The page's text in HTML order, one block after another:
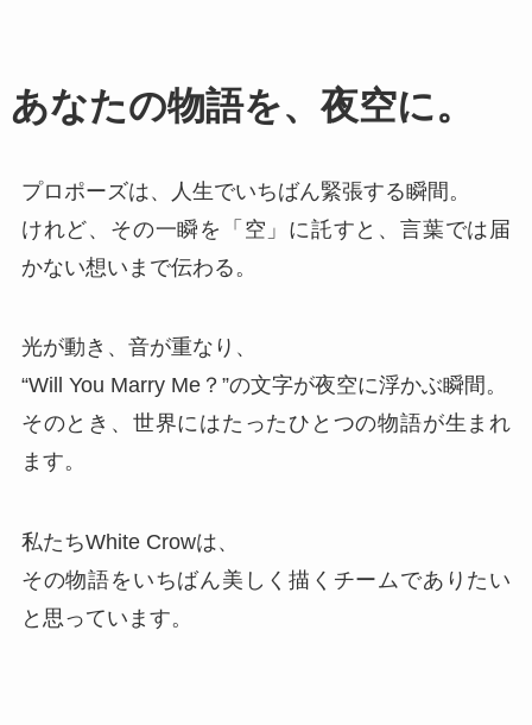
あなたの物語を、夜空に。
プロポーズは、人生でいちばん緊張する瞬間。
けれど、その一瞬を「空」に託すと、言葉では届
かない想いまで伝わる。
光が動き、音が重なり、
“Will You Marry Me？”の文字が夜空に浮かぶ瞬間。
そのとき、世界にはたったひとつの物語が生まれ
ます。
私たちWhite Crowは、
その物語をいちばん美しく描くチームでありたい
と思っています。